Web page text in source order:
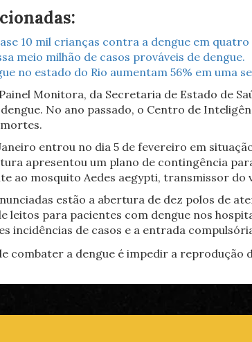
10 mil crianças contra a dengue em quatro
meio milhão de casos prováveis de dengue.
no estado do Rio aumentam 56% em uma
Monitora, da Secretaria de Estado de
No ano passado, o Centro de
entrou no dia 5 de fevereiro em
apresentou um plano de contingência
ao mosquito Aedes aegypti, transmissor do
estão a abertura de dez polos de
leitos para pacientes com dengue nos
incidências de casos e a entrada